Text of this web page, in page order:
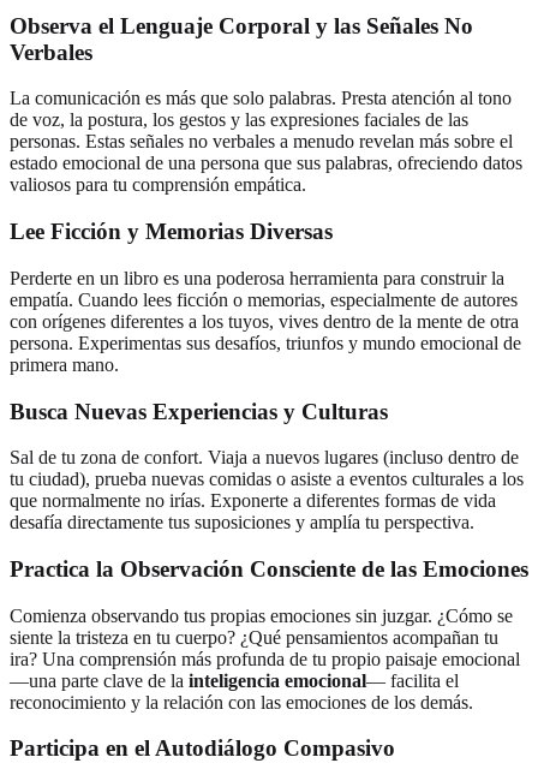
Observa el Lenguaje Corporal y las Señales No
Verbales
La comunicación es más que solo palabras. Presta atención al tono
de voz, la postura, los gestos y las expresiones faciales de las
personas. Estas señales no verbales a menudo revelan más sobre el
estado emocional de una persona que sus palabras, ofreciendo datos
valiosos para tu comprensión empática.
Lee Ficción y Memorias Diversas
Perderte en un libro es una poderosa herramienta para construir la
empatía. Cuando lees ficción o memorias, especialmente de autores
con orígenes diferentes a los tuyos, vives dentro de la mente de otra
persona. Experimentas sus desafíos, triunfos y mundo emocional de
primera mano.
Busca Nuevas Experiencias y Culturas
Sal de tu zona de confort. Viaja a nuevos lugares (incluso dentro de
tu ciudad), prueba nuevas comidas o asiste a eventos culturales a los
que normalmente no irías. Exponerte a diferentes formas de vida
desafía directamente tus suposiciones y amplía tu perspectiva.
Practica la Observación Consciente de las Emociones
Comienza observando tus propias emociones sin juzgar. ¿Cómo se
siente la tristeza en tu cuerpo? ¿Qué pensamientos acompañan tu
ira? Una comprensión más profunda de tu propio paisaje emocional
—una parte clave de la inteligencia emocional— facilita el
reconocimiento y la relación con las emociones de los demás.
Participa en el Autodiálogo Compasivo